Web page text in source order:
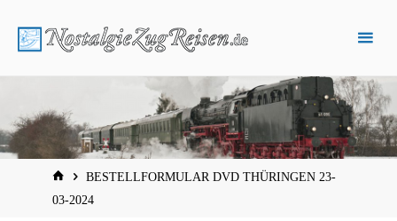
Inhalt
START
BESTELLFORMULAR DVD THÜRINGEN 23-
03-2024